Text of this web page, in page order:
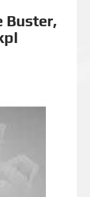
Buster,